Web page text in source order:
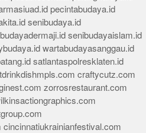
pecintabudaya.id
senibudaya.id
senibudayaislam.id
wartabudayasanggau.id
satlantaspolresklaten.id
craftycutz.com
zorrosrestaurant.com
cincinnatiukrainianfestival.com